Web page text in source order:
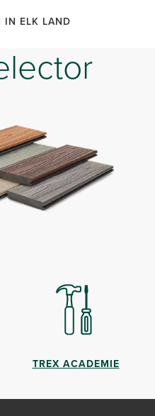
IN ELK LAND
TREX ACADEMIE